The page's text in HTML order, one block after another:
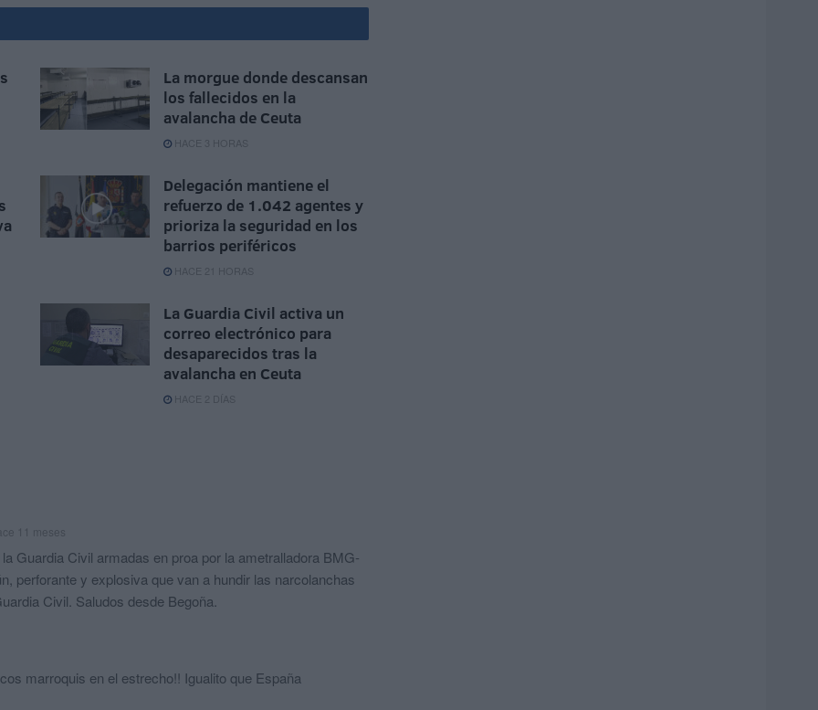
La morgue donde descansan
los fallecidos en la
avalancha de Ceuta
HACE 3 HORAS
Delegación mantiene el
refuerzo de 1.042 agentes y
prioriza la seguridad en los
barrios periféricos
HACE 21 HORAS
La Guardia Civil activa un
correo electrónico para
desaparecidos tras la
avalancha en Ceuta
HACE 2 DÍAS
11 meses
Guardia Civil armadas en proa por la ametralladora BMG-
perforante y explosiva que van a hundir las narcolanchas
Civil. Saludos desde Begoña.
marroquis en el estrecho!! Igualito que España